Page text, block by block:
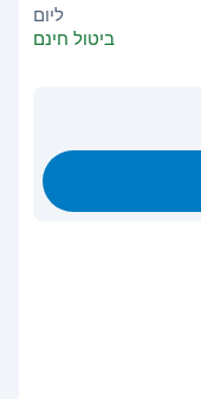
ליום
ביטול חינם